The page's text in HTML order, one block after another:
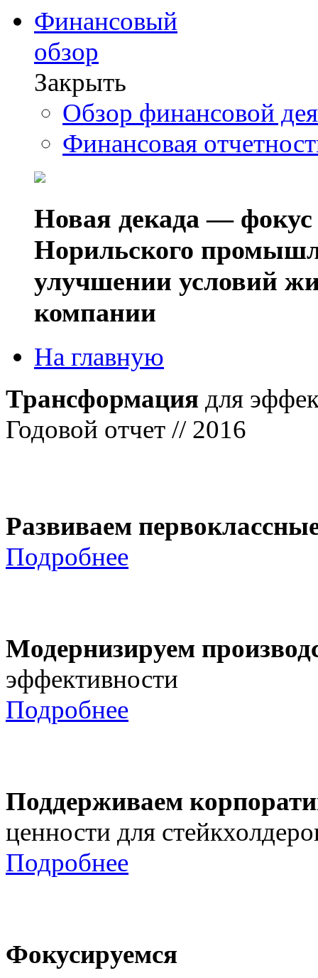
Финансовый
обзор
Закрыть
Обзор финансовой
Финансовая
Новая декада — фокус
Норильского
улучшении условий
компании
На главную
Трансформация для
Годовой отчет // 2016
Развиваем
Подробнее
Модернизируем
эффективности
Подробнее
Поддерживаем
ценности для
Подробнее
Фокусируемся